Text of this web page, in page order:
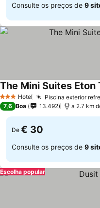
Consulte os preços de 9
3 EstrelasHotel Piscina exterior
The Mini Suites Eton
7,6 Boa 13.492 a 2.7 km
De € 30
Consulte os preços de 9
Escolha popular